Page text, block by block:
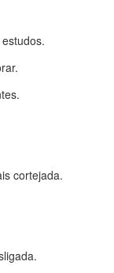
cortejada.